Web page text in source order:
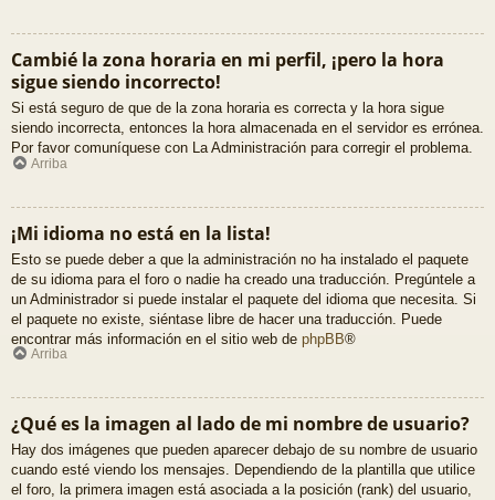
Cambié la zona horaria en mi perfil, ¡pero la hora
sigue siendo incorrecto!
Si está seguro de que de la zona horaria es correcta y la hora sigue
siendo incorrecta, entonces la hora almacenada en el servidor es errónea.
Por favor comuníquese con La Administración para corregir el problema.
Arriba
¡Mi idioma no está en la lista!
Esto se puede deber a que la administración no ha instalado el paquete
de su idioma para el foro o nadie ha creado una traducción. Pregúntele a
un Administrador si puede instalar el paquete del idioma que necesita. Si
el paquete no existe, siéntase libre de hacer una traducción. Puede
encontrar más información en el sitio web de phpBB®
Arriba
¿Qué es la imagen al lado de mi nombre de usuario?
Hay dos imágenes que pueden aparecer debajo de su nombre de usuario
cuando esté viendo los mensajes. Dependiendo de la plantilla que utilice
el foro, la primera imagen está asociada a la posición (rank) del usuario,